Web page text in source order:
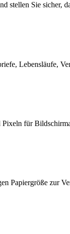
stellen Sie
Lebensläufe,
für
Papiergröße zur